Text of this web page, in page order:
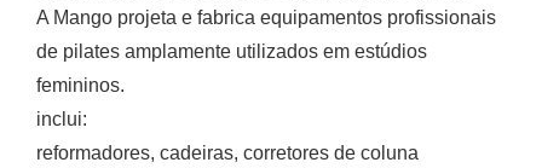
A Mango projeta e fabrica equipamentos profissionais
de pilates amplamente utilizados em estúdios
femininos.
inclui:
reformadores, cadeiras, corretores de coluna